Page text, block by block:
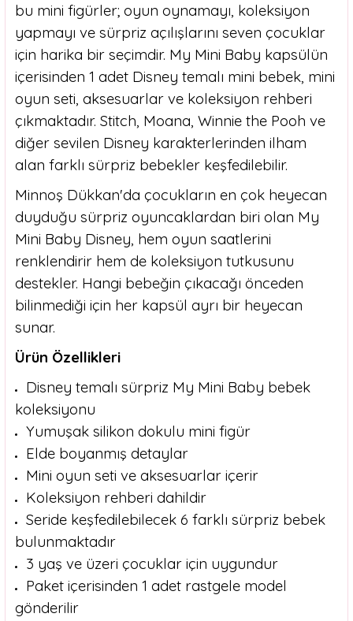
bu mini figürler; oyun oynamayı, koleksiyon
yapmayı ve sürpriz açılışlarını seven çocuklar
için harika bir seçimdir. My Mini Baby kapsülün
içerisinden 1 adet Disney temalı mini bebek, mini
oyun seti, aksesuarlar ve koleksiyon rehberi
çıkmaktadır. Stitch, Moana, Winnie the Pooh ve
diğer sevilen Disney karakterlerinden ilham
alan farklı sürpriz bebekler keşfedilebilir.
Minnoş Dükkan'da çocukların en çok heyecan
duyduğu sürpriz oyuncaklardan biri olan My
Mini Baby Disney, hem oyun saatlerini
renklendirir hem de koleksiyon tutkusunu
destekler. Hangi bebeğin çıkacağı önceden
bilinmediği için her kapsül ayrı bir heyecan
sunar.
Ürün Özellikleri
Disney temalı sürpriz My Mini Baby bebek
koleksiyonu
Yumuşak silikon dokulu mini figür
Elde boyanmış detaylar
Mini oyun seti ve aksesuarlar içerir
Koleksiyon rehberi dahildir
Seride keşfedilebilecek 6 farklı sürpriz bebek
bulunmaktadır
3 yaş ve üzeri çocuklar için uygundur
Paket içerisinden 1 adet rastgele model
gönderilir